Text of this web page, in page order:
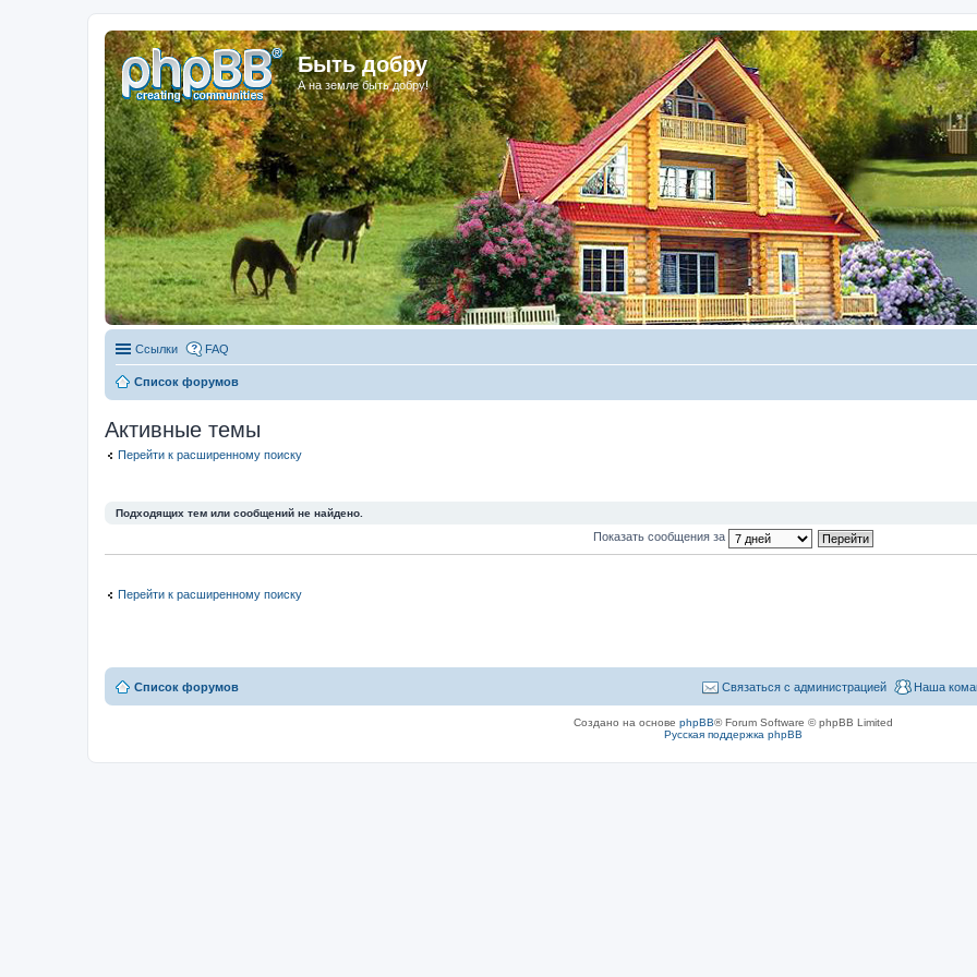
Быть добру
А на земле быть добру!
Ссылки FAQ
Список форумов
Активные темы
Перейти к расширенному поиску
Подходящих тем или сообщений не найдено.
Показать сообщения за
Перейти к расширенному поиску
Список форумов Наша
Связаться с администрацией
Создано на основе phpBB® Forum Software © phpBB Limited
Русская поддержка phpBB